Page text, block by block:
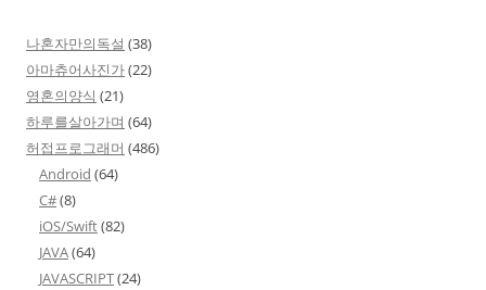
나혼자만의독설 (38)
아마츄어사진가(22)
영혼의양식 (21)
하루를살아가며 (64)
허접프로그래머 (486)
Android (64)
C#(8)
iOS/Swift(82)
JAVA(64)
JAVASCRIPT(24)